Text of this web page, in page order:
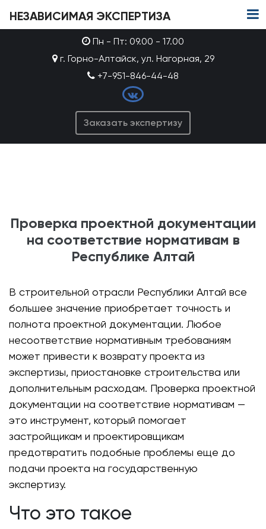
НЕЗАВИСИМАЯ ЭКСПЕРТИЗА
Пн - Пт: 09.00 - 17.00
г. Горно-Алтайск, ул. Нагорная, 29
+7-951-846-44-48
Заказать экспертизу
Проверка проектной документации
на соответствие нормативам в
Республике Алтай
В строительной отрасли Республики Алтай все
большее значение приобретает точность и
полнота проектной документации. Любое
несоответствие нормативным требованиям
может привести к возврату проекта из
экспертизы, приостановке строительства или
дополнительным расходам. Проверка проектной
документации на соответствие нормативам —
это инструмент, который помогает
застройщикам и проектировщикам
предотвратить подобные проблемы еще до
подачи проекта на государственную
экспертизу.
Что это такое